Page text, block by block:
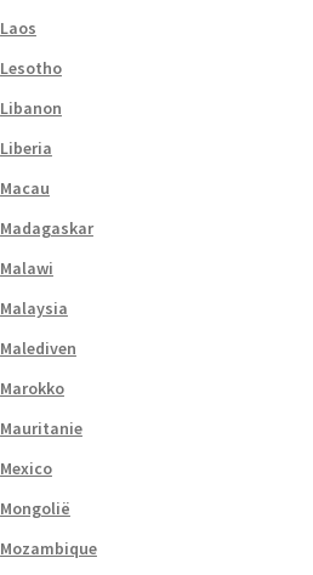
Laos
Lesotho
Libanon
Liberia
Macau
Madagaskar
Malawi
Malaysia
Malediven
Marokko
Mauritanie
Mexico
Mongolië
Mozambique